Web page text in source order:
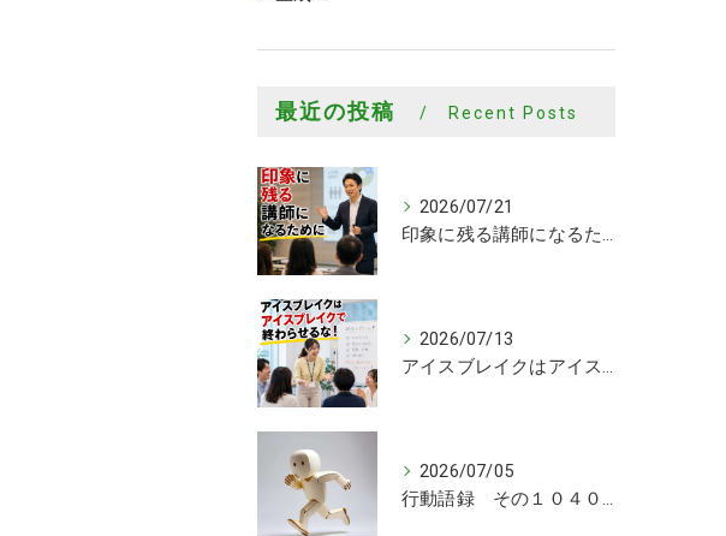
最近の投稿 Recent Posts
2026/07/21
印象に残る講師になるために
2026/07/13
アイスブレイクはアイスブレイクで終わらせるな！
2026/07/05
行動語録 その１０４０ 行動あるのみ！